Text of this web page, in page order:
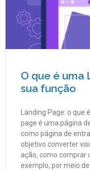
O que é uma
sua função
Landing Page: o
page é uma página
como página de
objetivo converter
ação, como comprar
exemplo, por meio